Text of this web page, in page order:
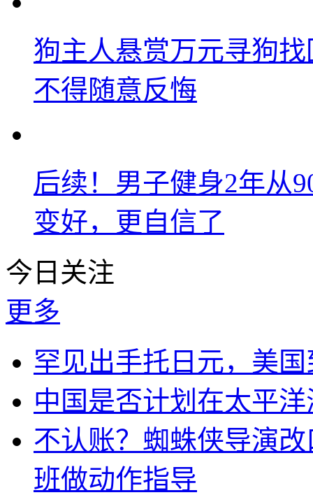
狗主人悬赏万元寻狗
不得随意反悔
后续！男子健身2年从
变好，更自信了
今日关注
更多
罕见出手托日元，美
中国是否计划在太平
不认账？蜘蛛侠导演
班做动作指导